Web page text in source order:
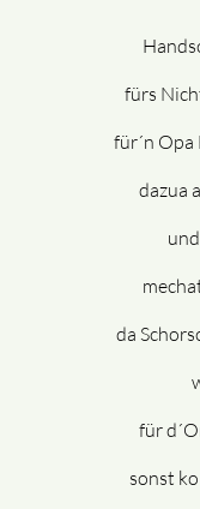
fürs
für´n Opa
dazua
da
für
sonst